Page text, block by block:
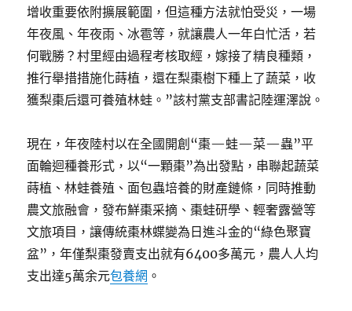
增收重要依附擴展範圍，但這種方法就怕受災，一場
年夜風、年夜雨、冰雹等，就讓農人一年白忙活，若
何戰勝？村里經由過程考核取經，嫁接了精良種類，
推行舉措措施化蒔植，還在梨棗樹下種上了蔬菜，收
獲梨棗后還可養殖林蛙。”該村黨支部書記陸運澤說。
現在，年夜陸村以在全國開創“棗—蛙—菜—蟲”平
面輪迴種養形式，以“一顆棗”為出發點，串聯起蔬菜
蒔植、林蛙養殖、面包蟲培養的財產鏈條，同時推動
農文旅融會，發布鮮棗采摘、棗蛙研學、輕奢露營等
文旅項目，讓傳統棗林蝶變為日進斗金的“綠色聚寶
盆”，年僅梨棗發賣支出就有6400多萬元，農人人均
支出達5萬余元包養網 。